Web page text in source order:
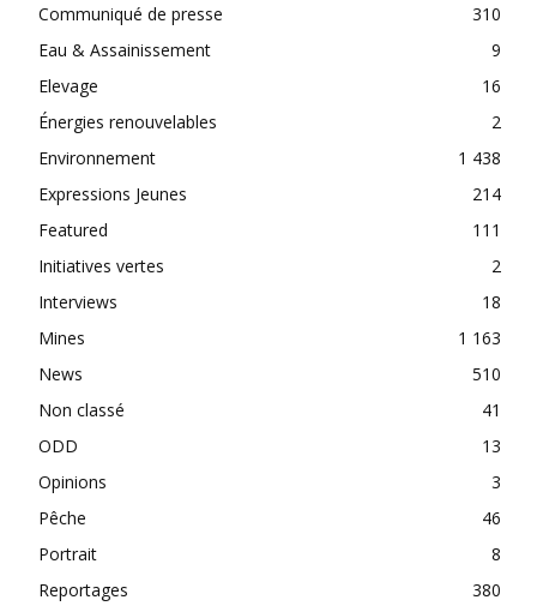
Communiqué de presse
310
Eau & Assainissement
9
Elevage
16
Énergies renouvelables
2
Environnement
1 438
Expressions Jeunes
214
Featured
111
Initiatives vertes
2
Interviews
18
Mines
1 163
News
510
Non classé
41
ODD
13
Opinions
3
Pêche
46
Portrait
8
Reportages
380